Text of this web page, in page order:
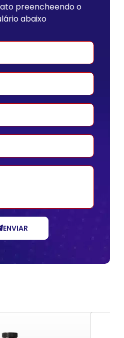
preencheendo o
abaixo
ENVIAR